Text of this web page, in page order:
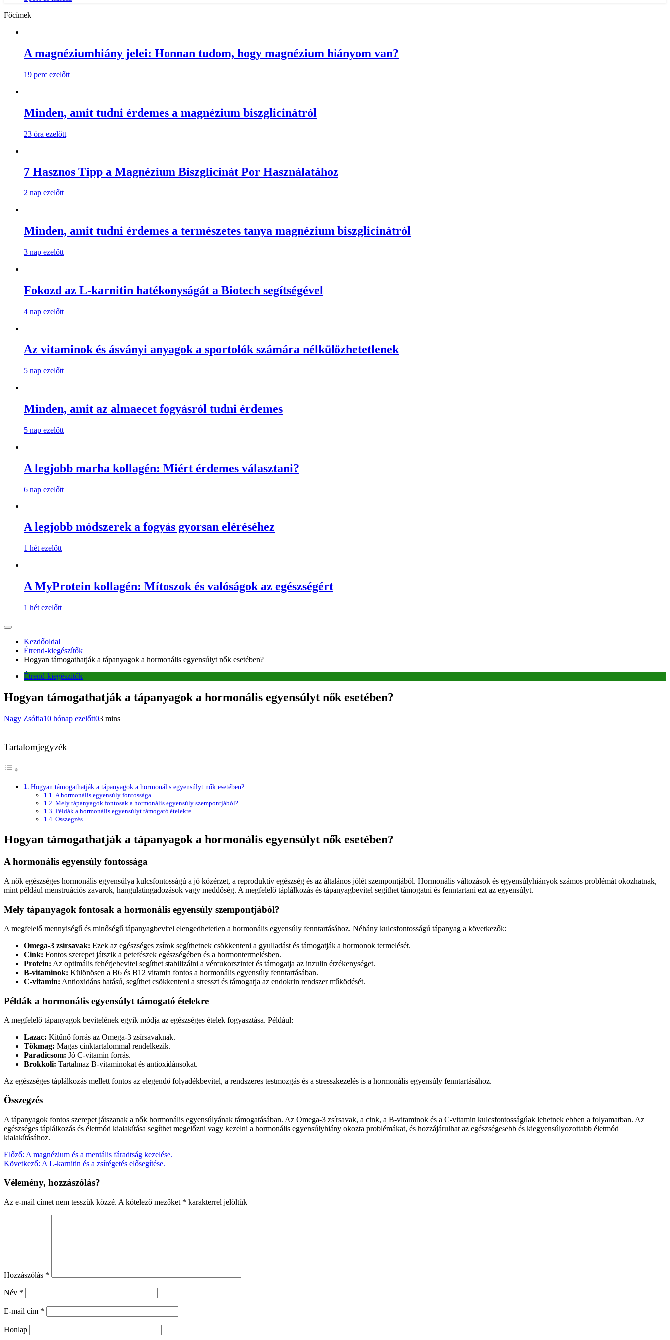
Főcímek
A magnéziumhiány jelei: Honnan tudom, hogy magnézium hiányom van?
19 perc ezelőtt
Minden, amit tudni érdemes a magnézium biszglicinátról
23 óra ezelőtt
7 Hasznos Tipp a Magnézium Biszglicinát Por Használatához
2 nap ezelőtt
Minden, amit tudni érdemes a természetes tanya magnézium biszglicinátról
3 nap ezelőtt
Fokozd az L-karnitin hatékonyságát a Biotech segítségével
4 nap ezelőtt
Az vitaminok és ásványi anyagok a sportolók számára nélkülözhetetlenek
5 nap ezelőtt
Minden, amit az almaecet fogyásról tudni érdemes
5 nap ezelőtt
A legjobb marha kollagén: Miért érdemes választani?
6 nap ezelőtt
A legjobb módszerek a fogyás gyorsan eléréséhez
1 hét ezelőtt
A MyProtein kollagén: Mítoszok és valóságok az egészségért
1 hét ezelőtt
Kezdőoldal
Étrend-kiegészítők
Hogyan támogathatják a tápanyagok a hormonális egyensúlyt nők esetében?
Étrend-kiegészítők
Hogyan támogathatják a tápanyagok a hormonális egyensúlyt nők esetében?
Nagy Zsófia10 hónap ezelőtt03 mins
Tartalomjegyzék
Hogyan támogathatják a tápanyagok a hormonális egyensúlyt nők esetében?
A hormonális egyensúly fontossága
Mely tápanyagok fontosak a hormonális egyensúly szempontjából?
Példák a hormonális egyensúlyt támogató ételekre
Összegzés
Hogyan támogathatják a tápanyagok a hormonális egyensúlyt nők esetében?
A hormonális egyensúly fontossága
A nők egészséges hormonális egyensúlya kulcsfontosságú a jó közérzet, a reproduktív egészség és az általános jólét szempontjából. Hormonális változások és egyensúlyhiányok számos problémát okozhatnak,
mint például menstruációs zavarok, hangulatingadozások vagy meddőség. A megfelelő táplálkozás és tápanyagbevitel segíthet támogatni és fenntartani ezt az egyensúlyt.
Mely tápanyagok fontosak a hormonális egyensúly szempontjából?
A megfelelő mennyiségű és minőségű tápanyagbevitel elengedhetetlen a hormonális egyensúly fenntartásához. Néhány kulcsfontosságú tápanyag a következők:
Omega-3 zsírsavak: Ezek az egészséges zsírok segíthetnek csökkenteni a gyulladást és támogatják a hormonok termelését.
Cink: Fontos szerepet játszik a petefészek egészségében és a hormontermelésben.
Protein: Az optimális fehérjebevitel segíthet stabilizálni a vércukorszintet és támogatja az inzulin érzékenységet.
B-vitaminok: Különösen a B6 és B12 vitamin fontos a hormonális egyensúly fenntartásában.
C-vitamin: Antioxidáns hatású, segíthet csökkenteni a stresszt és támogatja az endokrin rendszer működését.
Példák a hormonális egyensúlyt támogató ételekre
A megfelelő tápanyagok bevitelének egyik módja az egészséges ételek fogyasztása. Például:
Lazac: Kitűnő forrás az Omega-3 zsírsavaknak.
Tökmag: Magas cinktartalommal rendelkezik.
Paradicsom: Jó C-vitamin forrás.
Brokkoli: Tartalmaz B-vitaminokat és antioxidánsokat.
Az egészséges táplálkozás mellett fontos az elegendő folyadékbevitel, a rendszeres testmozgás és a stresszkezelés is a hormonális egyensúly fenntartásához.
Összegzés
A tápanyagok fontos szerepet játszanak a nők hormonális egyensúlyának támogatásában. Az Omega-3 zsírsavak, a cink, a B-vitaminok és a C-vitamin kulcsfontosságúak lehetnek ebben a folyamatban. Az
egészséges táplálkozás és életmód kialakítása segíthet megelőzni vagy kezelni a hormonális egyensúlyhiány okozta problémákat, és hozzájárulhat az egészségesebb és kiegyensúlyozottabb életmód
kialakításához.
Bejegyzés
navigáció
Előző: A magnézium és a mentális fáradtság kezelése.
Következő: A L-karnitin és a zsírégetés elősegítése.
Vélemény, hozzászólás?
Az e-mail címet nem tesszük közzé. A kötelező mezőket * karakterrel jelöltük
Hozzászólás *
Név *
E-mail cím *
Honlap